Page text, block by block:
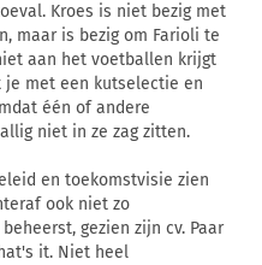
Kroes is niet bezig met
maar is bezig om Farioli te
aan het voetballen krijgt
met een kutselectie en
één of andere
niet in ze zag zitten.
en toekomstvisie zien
ook niet zo
gezien zijn cv. Paar
it. Niet heel